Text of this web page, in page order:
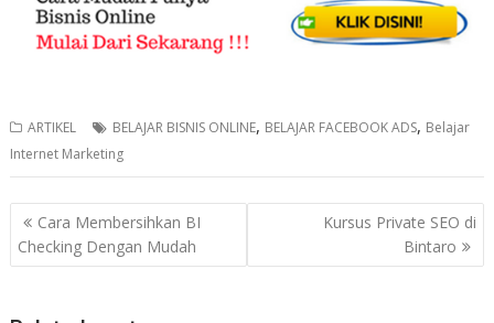
ARTIKEL BELAJAR BISNIS ONLINE, BELAJAR FACEBOOK ADS, Belajar
Internet Marketing
Post
navigation
Cara Membersihkan BI
Checking Dengan Mudah
Kursus Private SEO di
Bintaro